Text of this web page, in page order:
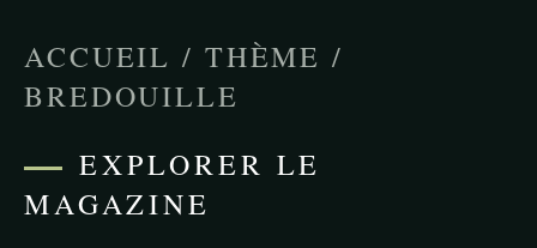
ACCUEIL / THÈME /
BREDOUILLE
EXPLORER LE
MAGAZINE